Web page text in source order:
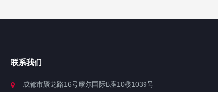
联系我们
成都市聚龙路16号摩尔国际B座10楼1039号